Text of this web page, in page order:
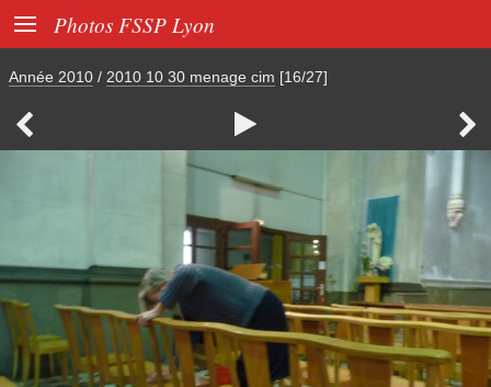
 Photos FSSP Lyon
Année 2010 / 2010 10 30 menage cim [16/27]
  